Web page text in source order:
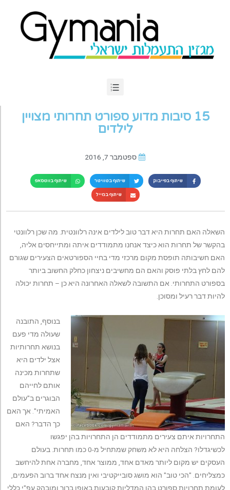
15 סיבות מדוע ספורט תחרותי מצויין
לילדים
ספטמבר 7, 2016
שיתוף בפייבוק שיתוף בטוויטר שיתוף בווטסאפ
שיתוף במייל
השאלה האם תחרות היא דבר טוב לילדים אינה רלוונטית. מה שכן רלוונטי
בהקשר של תחרות הוא כיצד אנחנו מתמודדים איתה ומתייחסים אליה,
האם חשיבותה תופסת מקום מרכזי מדי בחיי הספורטאים הצעירים שגורם
להם לחץ בלתי פוסק והאם הם מחשיבים ניצחון כחלק החשוב ביותר
בספורט התחרותי. אם התשובה לשאלה האחרונה היא כן – תחרות יכולה
להיות דבר רעיל ומסוכן.
בנוסף, התובנה
שעולה מדי פעם
בנושא תחרותיות
אצל ילדים היא
שתחרות מכינה
אותם לחייהם
הבוגרים ב"עולם
האמיתי". אך האם
כך הדבר? האם
התחרויות איתם צעירים מתמודדים הן התחרויות בהן יפגשו
לכשיגדלו? הצלחה היא לא משחק שמתחיל מ-0 כמו תחרות. בעולם
העסקים יש מקום ליותר מאדם אחד, ממוצר אחד, מחברה אחת להיחשב
כמצליחים. "הכי טוב" הוא מושג סובייקטיבי ואין מנצח אחד ברוב הפעמים,
לעומת תחרויות ספורט בהן המדליות קובעות באופן ברור ומובהק עפ"י כללי